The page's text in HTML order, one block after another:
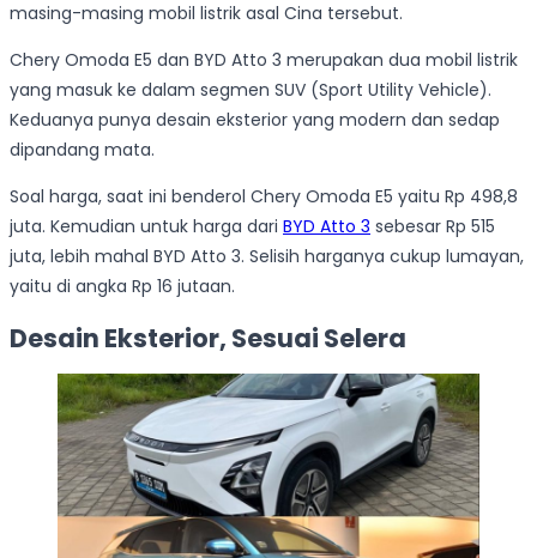
masing-masing mobil listrik asal Cina tersebut.
Chery Omoda E5 dan BYD Atto 3 merupakan dua mobil listrik
yang masuk ke dalam segmen SUV (Sport Utility Vehicle).
Keduanya punya desain eksterior yang modern dan sedap
dipandang mata.
Soal harga, saat ini benderol Chery Omoda E5 yaitu Rp 498,8
juta. Kemudian untuk harga dari BYD Atto 3 sebesar Rp 515
juta, lebih mahal BYD Atto 3. Selisih harganya cukup lumayan,
yaitu di angka Rp 16 jutaan.
Desain Eksterior, Sesuai Selera